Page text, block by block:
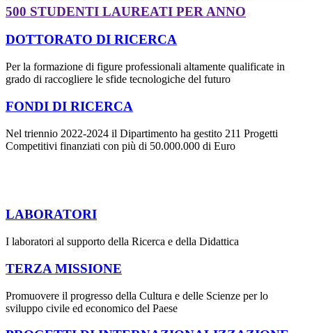
500 STUDENTI LAUREATI PER ANNO
DOTTORATO DI RICERCA
Per la formazione di figure professionali altamente qualificate in
grado di raccogliere le sfide tecnologiche del futuro
FONDI DI RICERCA
Nel triennio 2022-2024 il Dipartimento ha gestito 211 Progetti
Competitivi finanziati con più di 50.000.000 di Euro
LABORATORI
I laboratori al supporto della Ricerca e della Didattica
TERZA MISSIONE
Promuovere il progresso della Cultura e delle Scienze per lo
sviluppo civile ed economico del Paese